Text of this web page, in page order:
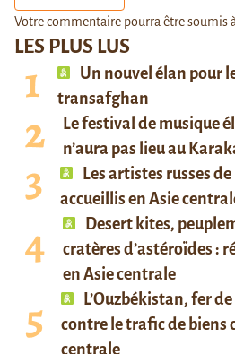
LES PLUS LUS
Un nouvel élan pour
transafghan
Le festival de musique
n’aura pas lieu au
Les artistes russes
accueillis en Asie
Desert kites,
cratères d’astéroïdes :
en Asie centrale
L’Ouzbékistan, fer
contre le trafic de biens
centrale
Votre commentaire pourra être soumis